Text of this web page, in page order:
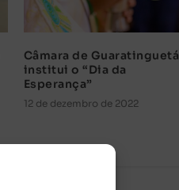
Câmara de Guaratinguetá
institui o “Dia da
Esperança”
12 de dezembro de 2022